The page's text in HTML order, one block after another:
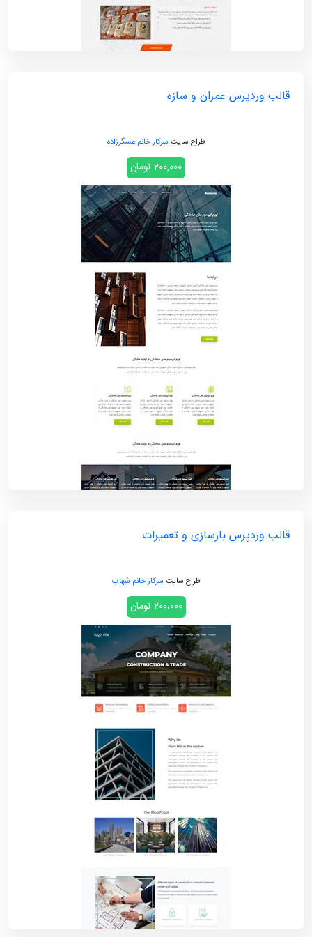
قالب وردپرس عمران و سازه
طراح سایت سرکار خانم عسگرزاده
200,000 تومان
قالب وردپرس بازسازی و تعمیرات
طراح سایت سرکار خانم شهاب
200،000 تومان